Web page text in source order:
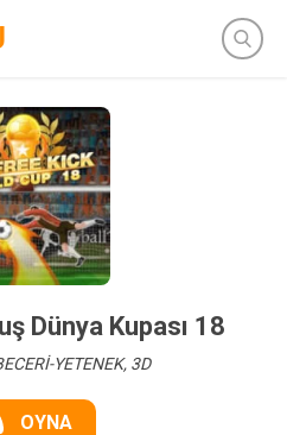
Dünya Kupası 18
YETENEK, 3D
OYNA